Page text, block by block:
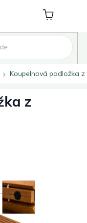
Nákupní
košík
Koupelnová podložka
z